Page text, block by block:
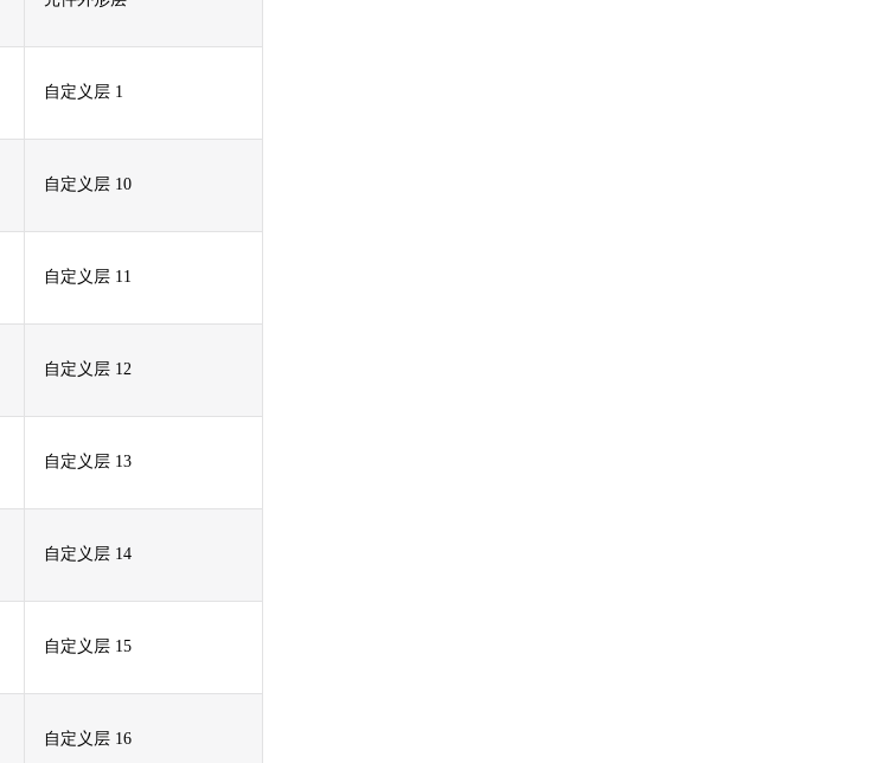
自定义层 1
自定义层 10
自定义层 11
自定义层 12
自定义层 13
自定义层 14
自定义层 15
自定义层 16